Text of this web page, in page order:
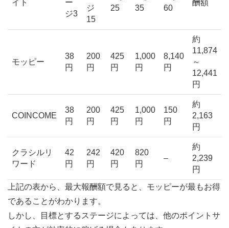
イト
ー
ジ3
ジ
15
25
35
60
酬額
モッピー
38
円
200
円
425
円
1,000
円
8,140
円
約
11,874
～
12,441
円
COINCOME
38
円
200
円
425
円
1,000
円
150
円
約
2,163
円
クラシルリ
ワード
42
円
242
円
420
円
820
円
–
約
2,239
円
上記の表から、最大報酬額で見ると、モッピーが最もお得
であることがわかります。
しかし、目標とするステージによっては、他のポイントサ